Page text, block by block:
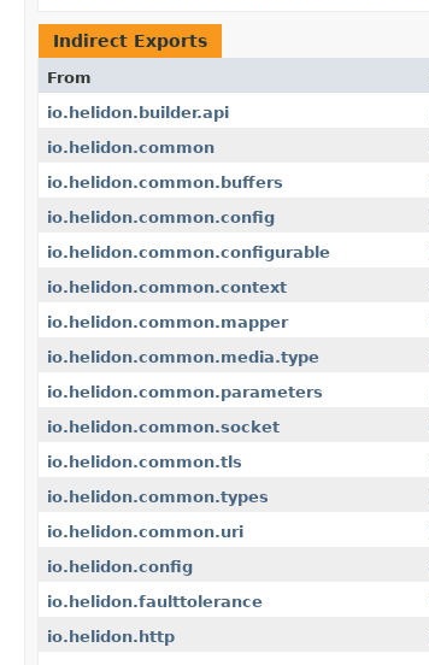
Indirect Exports
From
io.helidon.builder.api
io.helidon.common
io.helidon.common.buffers
io.helidon.common.config
io.helidon.common.configurable
io.helidon.common.context
io.helidon.common.mapper
io.helidon.common.media.type
io.helidon.common.parameters
io.helidon.common.socket
io.helidon.common.tls
io.helidon.common.types
io.helidon.common.uri
io.helidon.config
io.helidon.faulttolerance
io.helidon.http